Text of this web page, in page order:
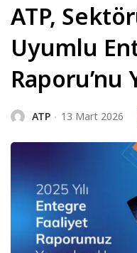
ATP,
Uyumlu
Raporu’nu
ATP 13 Mart 2026